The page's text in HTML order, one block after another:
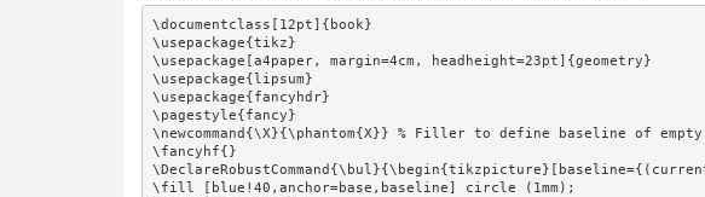
\documentclass[12pt]{book}
\usepackage{tikz}
\usepackage[a4paper, margin=4cm, headheight=23pt]{geometry}
\usepackage{lipsum}
\usepackage{fancyhdr}
\pagestyle{fancy}
\newcommand{\X}{\phantom{X}} % Filler to define baseline of
\fancyhf{}
\fill [blue!40,anchor=base,baseline] circle (1mm);